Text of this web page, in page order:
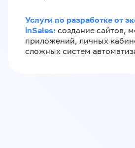
Услуги по разработке от
inSales: создание сайтов,
приложений, личных
сложных систем